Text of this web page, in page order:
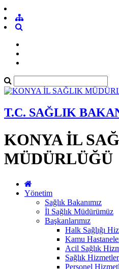
T.C. SAĞLIK
KONYA İL
MÜDÜRLÜĞÜ
Yönetim
Sağlık Bakanımız
İl Sağlık Müdürümüz
Başkanlarımız
Halk Sağlığı
Kamu
Acil Sağlık
Sağlık
Personel